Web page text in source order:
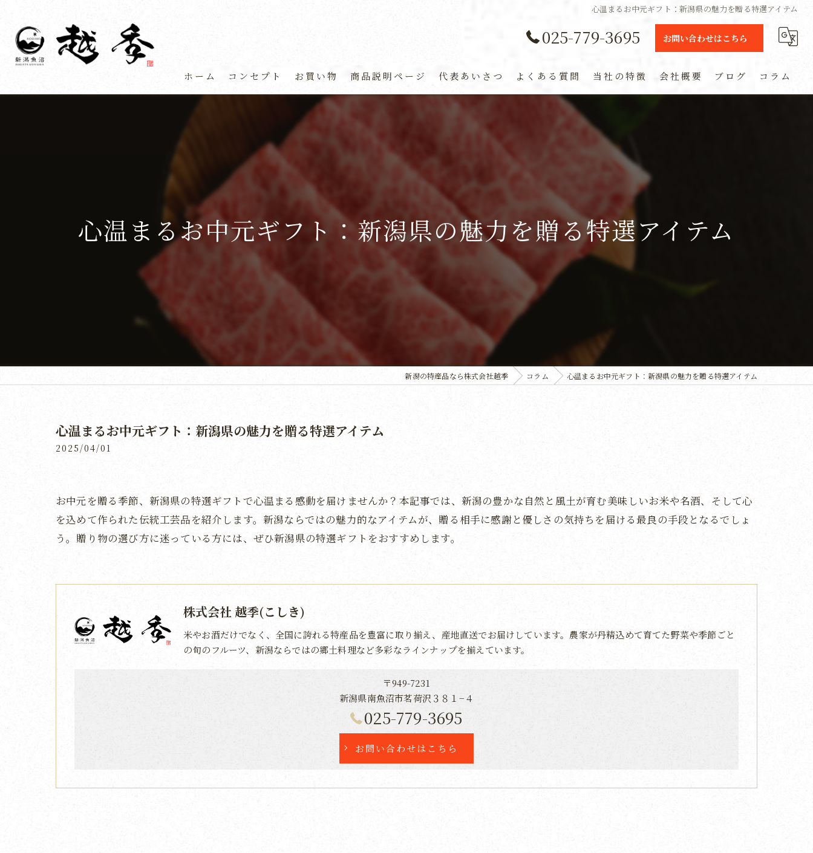
心温まるお中元ギフト：新潟県の魅力を贈る特選アイテム
025-779-3695 お問い合わせはこちら
ホーム コンセプト お買い物 商品説明ページ 代表あいさつ よくある質問 当社の特徴
定期便
お土産
会社概要 ブログ コラム
心温まるお中元ギフト：新潟県の魅力を贈る特選アイテム
新潟の特産品なら株式会社越季 コラム 心温まるお中元ギフト：新潟県の魅力を贈る特選アイテム
心温まるお中元ギフト：新潟県の魅力を贈る特選アイテム
2025/04/01
お中元を贈る季節、新潟県の特選ギフトで心温まる感動を届けませんか？本記事では、新潟の豊かな自然と風土が育む美味しいお米や名酒、そして心
を込めて作られた伝統工芸品を紹介します。新潟ならではの魅力的なアイテムが、贈る相手に感謝と優しさの気持ちを届ける最良の手段となるでしょ
う。贈り物の選び方に迷っている方には、ぜひ新潟県の特選ギフトをおすすめします。
株式会社 越季(こしき)
米やお酒だけでなく、全国に誇れる特産品を豊富に取り揃え、産地直送でお届けしています。農家が丹精込めて育てた野菜や季節ごと
の旬のフルーツ、新潟ならではの郷土料理など多彩なラインナップを揃えています。
〒949-7231
新潟県南魚沼市茗荷沢３８１−４
025-779-3695
お問い合わせはこちら